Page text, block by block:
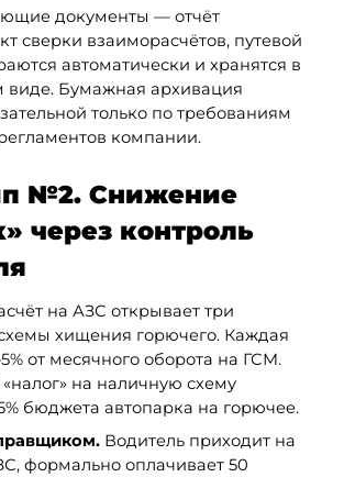
документы — отчёт
сверки взаиморасчётов, путевой
автоматически и хранятся в
виде. Бумажная архивация
только по требованиям
компании.
№2. Снижение
через контроль
на АЗС открывает три
хищения горючего. Каждая
от месячного оборота на ГСМ.
на наличную схему
бюджета автопарка на горючее.
Водитель приходит на
формально оплачивает 50